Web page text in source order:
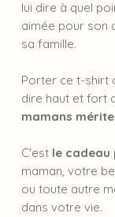
lui dire à quel
aimée pour son
sa famille.
Porter ce t-shirt
dire haut et fort
mamans
C'est le
maman, votre
ou toute autre
dans votre vie.